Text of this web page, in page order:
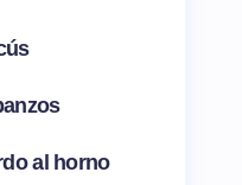
al horno